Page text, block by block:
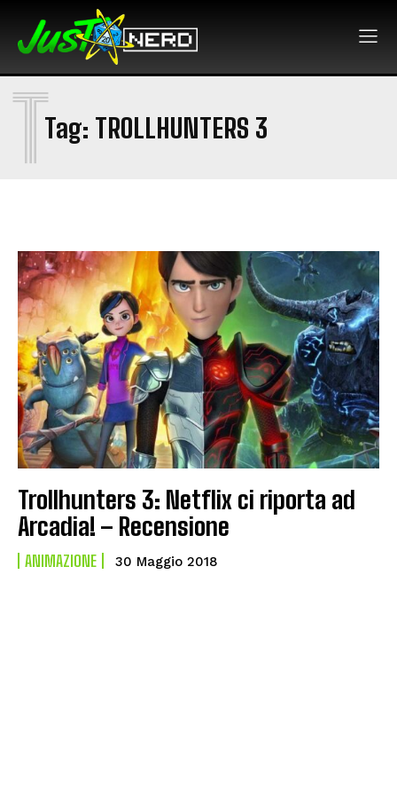
Tag: TROLLHUNTERS 3
T
Trollhunters 3: Netflix ci riporta ad
Arcadia! – Recensione
ANIMAZIONE 30 Maggio 2018